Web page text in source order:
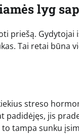
lyg
priešą. Gydytojai
Tai retai būna
streso
jis
tampa sunku